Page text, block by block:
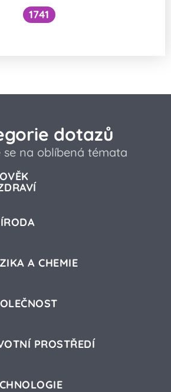
1741
dotazů
se na oblíbená témata
A CHEMIE
PROSTŘEDÍ